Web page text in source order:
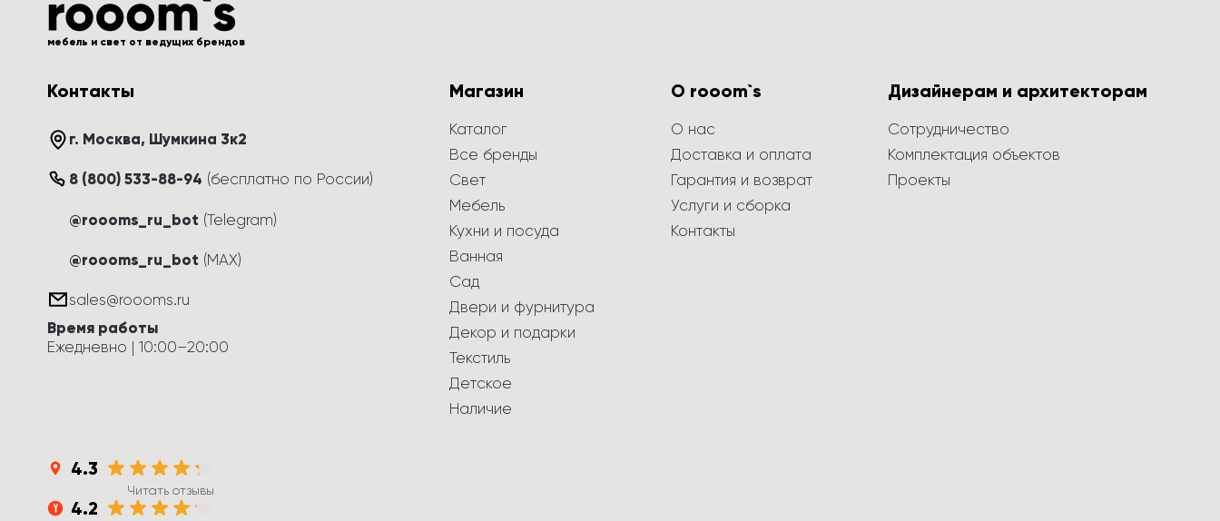
мебель и свет от ведущих брендов
Контакты
г. Москва, Шумкина 3к2
8 (800) 533-88-94 (бесплатно по России)
@roooms_ru_bot (Telegram)
@roooms_ru_bot (MAX)
sales@roooms.ru
Время работы
Ежедневно | 10:00–20:00
4.3
Читать отзывы
4.2
Магазин
Каталог
Все бренды
Свет
Мебель
Кухни и посуда
Ванная
Сад
Двери и фурнитура
Декор и подарки
Текстиль
Детское
Наличие
О rooom`s
О нас
Доставка и оплата
Гарантия и возврат
Услуги и сборка
Контакты
Дизайнерам и архитекторам
Сотрудничество
Комплектация объектов
Проекты